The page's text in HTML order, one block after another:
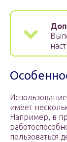
имеет
Например, в
пользоваться